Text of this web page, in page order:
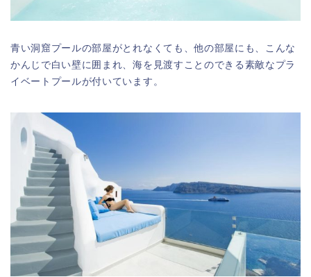
青い洞窟プールの部屋がとれなくても、他の部屋にも、こんな
かんじで白い壁に囲まれ、海を見渡すことのできる素敵なプラ
イベートプールが付いています。